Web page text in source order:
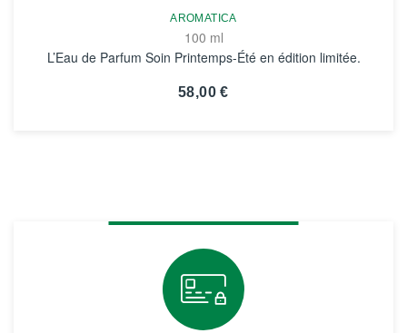
AROMATICA
100 ml
L’Eau de Parfum Soin Printemps-Été en édition limitée.
58,00 €